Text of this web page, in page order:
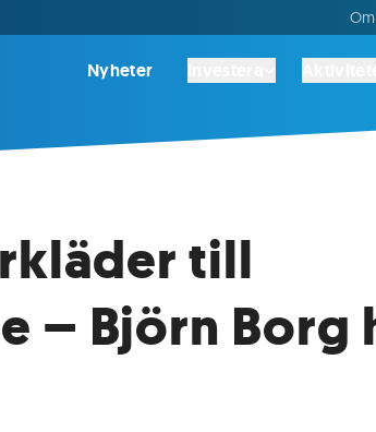
Nyheter
till
– Björn Borg